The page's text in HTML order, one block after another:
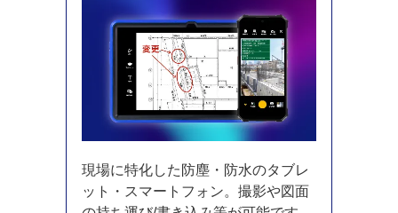
現場に特化した防塵・防水のタブレ
ット・スマートフォン。撮影や図面